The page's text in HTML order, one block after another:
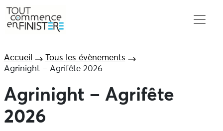
Accueil
Tous les évènements
Agrinight – Agrifête 2026
Agrinight – Agrifête
2026